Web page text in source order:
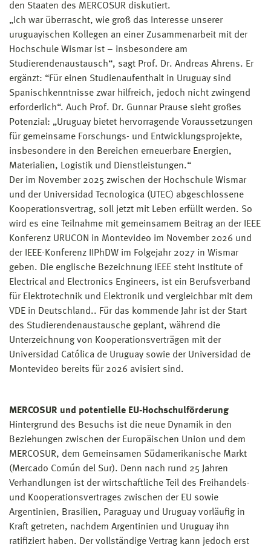
den Staaten des MERCOSUR diskutiert.
„Ich war überrascht, wie groß das Interesse unserer
uruguayischen Kollegen an einer Zusammenarbeit mit der
Hochschule Wismar ist – insbesondere am
Studierendenaustausch“, sagt Prof. Dr. Andreas Ahrens. Er
ergänzt: “Für einen Studienaufenthalt in Uruguay sind
Spanischkenntnisse zwar hilfreich, jedoch nicht zwingend
erforderlich“. Auch Prof. Dr. Gunnar Prause sieht großes
Potenzial: „Uruguay bietet hervorragende Voraussetzungen
für gemeinsame Forschungs- und Entwicklungsprojekte,
insbesondere in den Bereichen erneuerbare Energien,
Materialien, Logistik und Dienstleistungen.“
Der im November 2025 zwischen der Hochschule Wismar
und der Universidad Tecnologica (UTEC) abgeschlossene
Kooperationsvertrag, soll jetzt mit Leben erfüllt werden. So
wird es eine Teilnahme mit gemeinsamem Beitrag an der IEEE
Konferenz URUCON in Montevideo im November 2026 und
der IEEE-Konferenz IIPhDW im Folgejahr 2027 in Wismar
geben. Die englische Bezeichnung IEEE steht Institute of
Electrical and Electronics Engineers, ist ein Berufsverband
für Elektrotechnik und Elektronik und vergleichbar mit dem
VDE in Deutschland.. Für das kommende Jahr ist der Start
des Studierendenaustausche geplant, während die
Unterzeichnung von Kooperationsverträgen mit der
Universidad Católica de Uruguay sowie der Universidad de
Montevideo bereits für 2026 avisiert sind.
MERCOSUR und potentielle EU-Hochschulförderung
Hintergrund des Besuchs ist die neue Dynamik in den
Beziehungen zwischen der Europäischen Union und dem
MERCOSUR, dem Gemeinsamen Südamerikanische Markt
(Mercado Común del Sur). Denn nach rund 25 Jahren
Verhandlungen ist der wirtschaftliche Teil des Freihandels-
und Kooperationsvertrages zwischen der EU sowie
Argentinien, Brasilien, Paraguay und Uruguay vorläufig in
Kraft getreten, nachdem Argentinien und Uruguay ihn
ratifiziert haben. Der vollständige Vertrag kann jedoch erst